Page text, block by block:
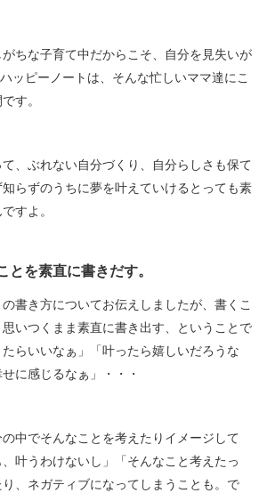
ちな子育て中だからこそ、自分を見失いが
ッピーノートは、そんな忙しいママ達にこ
す。
、ぶれない自分づくり、自分らしさも保て
らずのうちに夢を叶えていけるとっても素
すよ。
を素直に書きだす。
書き方についてお伝えしましたが、書くこ
いつくまま素直に書き出す、ということで
らいいなぁ」「叶ったら嬉しいだろうな
に感じるなぁ」・・・
中でそんなことを考えたりイメージして
叶うわけないし」「そんなこと考えたっ
、ネガティブになってしまうことも。で